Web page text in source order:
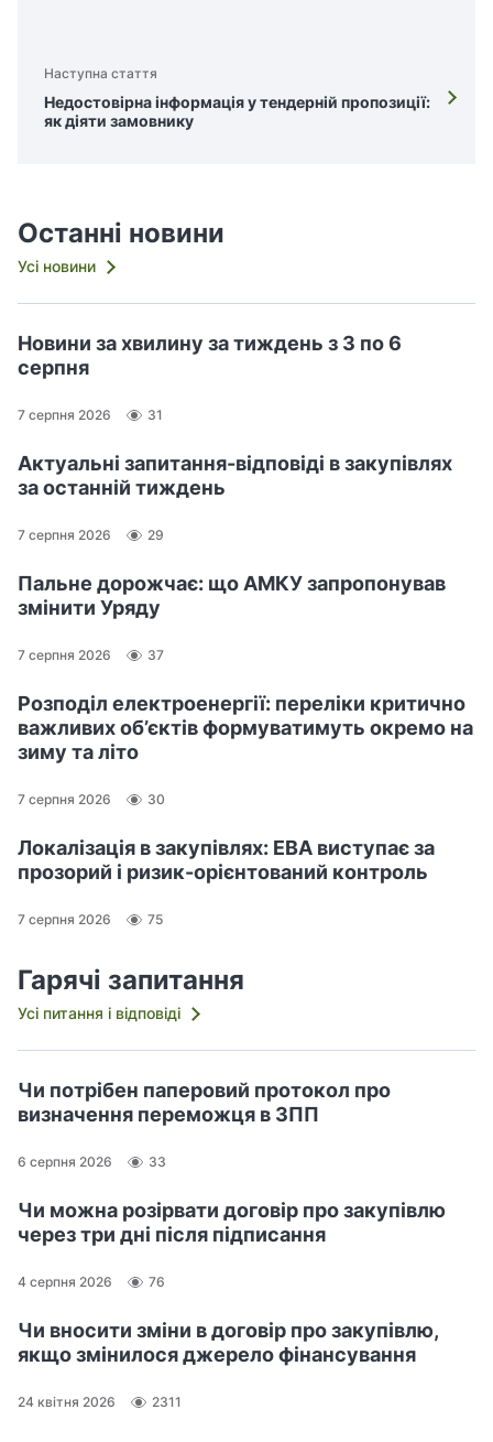
Наступна стаття
Недостовірна інформація у тендерній пропозиції:
як діяти замовнику
Останні новини
Усі новини
Новини за хвилину за тиждень з 3 по 6
серпня
7 серпня 2026 31
Актуальні запитання-відповіді в закупівлях
за останній тиждень
7 серпня 2026 29
Пальне дорожчає: що АМКУ запропонував
змінити Уряду
7 серпня 2026 37
Розподіл електроенергії: переліки критично
важливих об’єктів формуватимуть окремо на
зиму та літо
7 серпня 2026 30
Локалізація в закупівлях: ЕВА виступає за
прозорий і ризик-орієнтований контроль
7 серпня 2026 75
Гарячі запитання
Усі питання і відповіді
Чи потрібен паперовий протокол про
визначення переможця в ЗПП
6 серпня 2026 33
Чи можна розірвати договір про закупівлю
через три дні після підписання
4 серпня 2026 76
Чи вносити зміни в договір про закупівлю,
якщо змінилося джерело фінансування
24 квітня 2026 2311